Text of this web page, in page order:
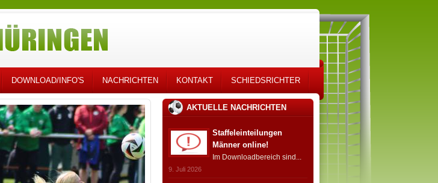
DOWNLOAD/INFO'S NACHRICHTEN KONTAKT SCHIEDSRICHTER
AKTUELLE NACHRICHTEN
Staffeleinteilungen
Männer online!
Im Downloadbereich sind...
9. Juli 2026